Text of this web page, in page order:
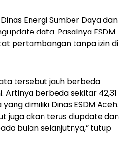
Energi Sumber Daya dan
data. Pasalnya ESDM
pertambangan tanpa izin di
tersebut jauh berbeda
Artinya berbeda sekitar 42,31
dimiliki Dinas ESDM Aceh.
juga akan terus diupdate dan
bulan selanjutnya,” tutup